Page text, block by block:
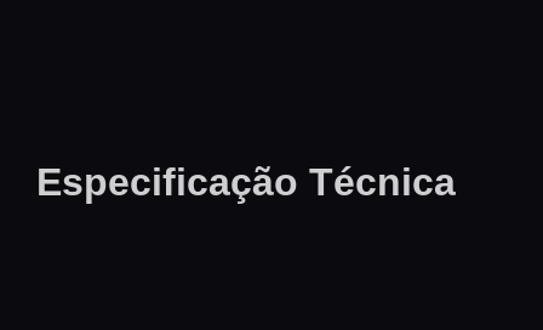
Especificação Técnica